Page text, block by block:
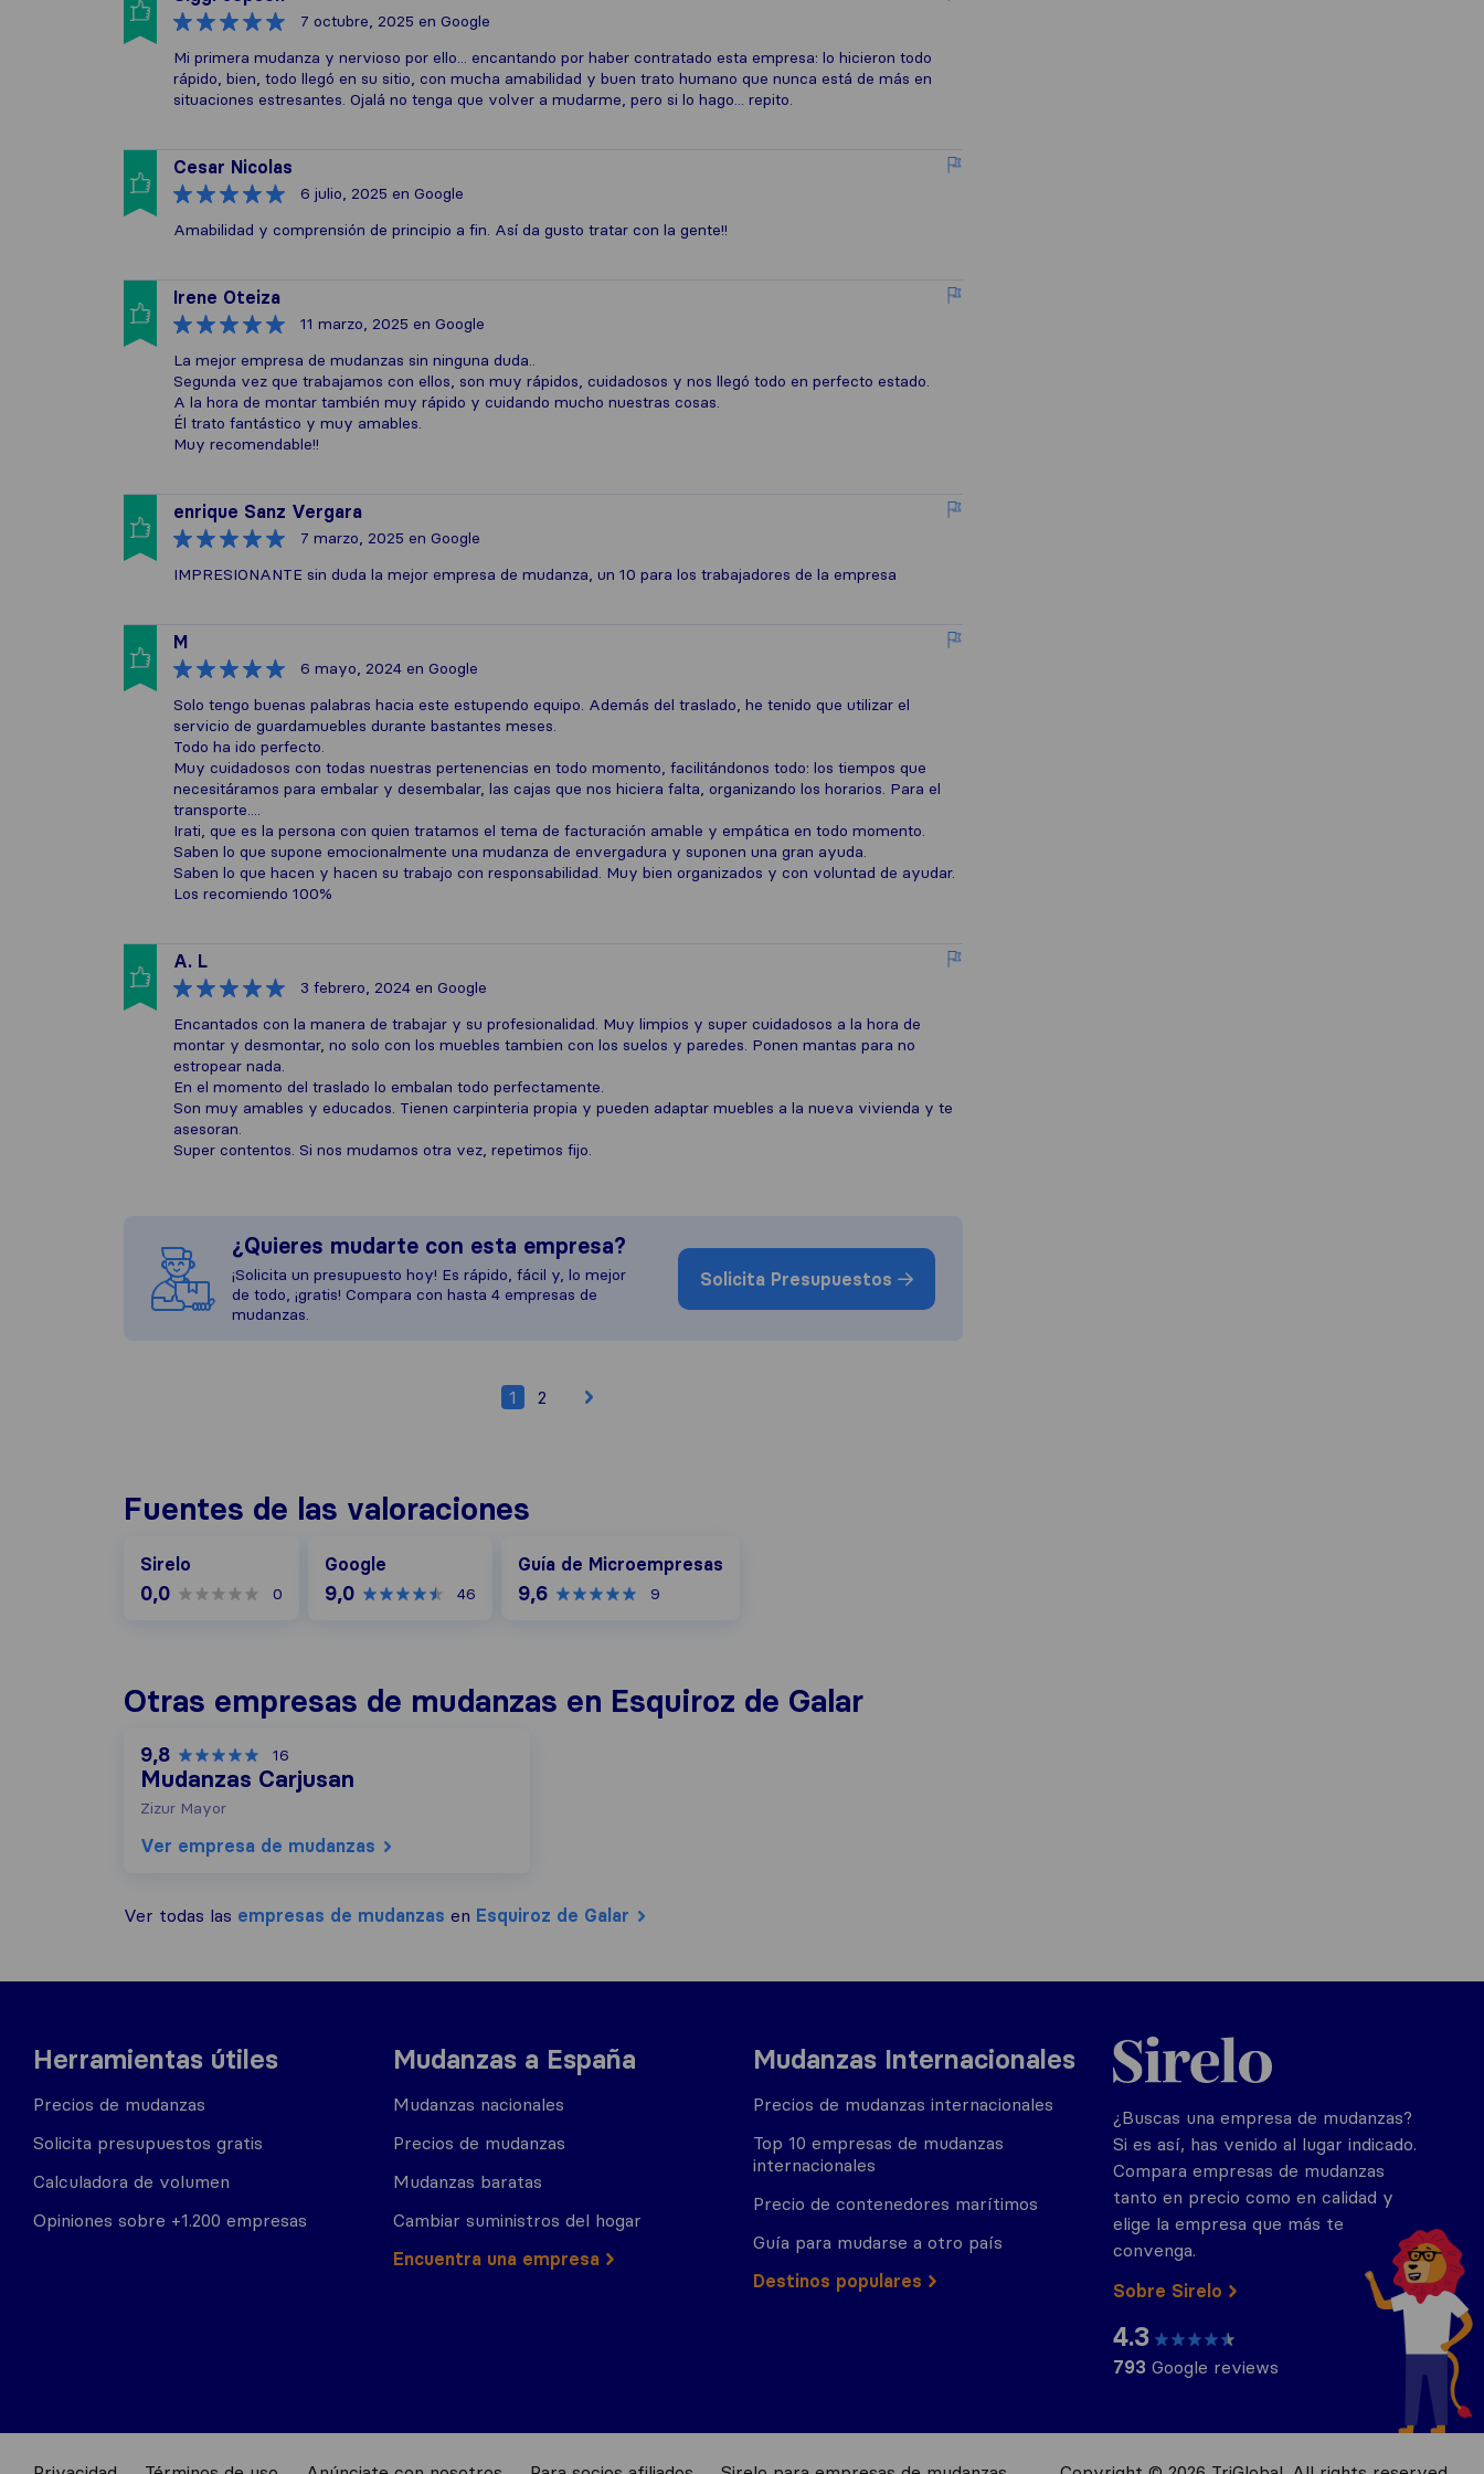
7 octubre, 2025 en Google
Mi primera mudanza y nervioso por ello... encantando por haber contratado esta empresa: lo hicieron todo
rápido, bien, todo llegó en su sitio, con mucha amabilidad y buen trato humano que nunca está de más en
situaciones estresantes. Ojalá no tenga que volver a mudarme, pero si lo hago... repito.
Cesar Nicolas
6 julio, 2025 en Google
Amabilidad y comprensión de principio a fin. Así da gusto tratar con la gente!!
Irene Oteiza
11 marzo, 2025 en Google
La mejor empresa de mudanzas sin ninguna duda..
Segunda vez que trabajamos con ellos, son muy rápidos, cuidadosos y nos llegó todo en perfecto estado.
A la hora de montar también muy rápido y cuidando mucho nuestras cosas.
Él trato fantástico y muy amables.
Muy recomendable!!
enrique Sanz Vergara
7 marzo, 2025 en Google
IMPRESIONANTE sin duda la mejor empresa de mudanza, un 10 para los trabajadores de la empresa
M
6 mayo, 2024 en Google
Solo tengo buenas palabras hacia este estupendo equipo. Además del traslado, he tenido que utilizar el
servicio de guardamuebles durante bastantes meses.
Todo ha ido perfecto.
Muy cuidadosos con todas nuestras pertenencias en todo momento, facilitándonos todo: los tiempos que
necesitáramos para embalar y desembalar, las cajas que nos hiciera falta, organizando los horarios. Para el
transporte....
Irati, que es la persona con quien tratamos el tema de facturación amable y empática en todo momento.
Saben lo que supone emocionalmente una mudanza de envergadura y suponen una gran ayuda.
Saben lo que hacen y hacen su trabajo con responsabilidad. Muy bien organizados y con voluntad de ayudar.
Los recomiendo 100%
A. L
3 febrero, 2024 en Google
Encantados con la manera de trabajar y su profesionalidad. Muy limpios y super cuidadosos a la hora de
montar y desmontar, no solo con los muebles tambien con los suelos y paredes. Ponen mantas para no
estropear nada.
En el momento del traslado lo embalan todo perfectamente.
Son muy amables y educados. Tienen carpinteria propia y pueden adaptar muebles a la nueva vivienda y te
asesoran.
Super contentos. Si nos mudamos otra vez, repetimos fijo.
¿Quieres mudarte con esta empresa?
¡Solicita un presupuesto hoy! Es rápido, fácil y, lo mejor
de todo, ¡gratis! Compara con hasta 4 empresas de
mudanzas.
Solicita Presupuestos
1 2
Fuentes de las valoraciones
Sirelo
0,0 0
Google
9,0 46
Guía de Microempresas
9,6 9
Otras empresas de mudanzas en Esquiroz de Galar
9,8 16
Mudanzas Carjusan
Zizur Mayor
Ver empresa de mudanzas
Ver todas las empresas de mudanzas en Esquiroz de Galar
Herramientas útiles
Precios de mudanzas
Solicita presupuestos gratis
Calculadora de volumen
Opiniones sobre +1.200 empresas
Mudanzas a España
Mudanzas nacionales
Precios de mudanzas
Mudanzas baratas
Cambiar suministros del hogar
Encuentra una empresa
Mudanzas Internacionales
Precios de mudanzas internacionales
Top 10 empresas de mudanzas
internacionales
Precio de contenedores marítimos
Guía para mudarse a otro país
Destinos populares
Sirelo.es
¿Buscas una empresa de mudanzas?
Si es así, has venido al lugar indicado.
Compara empresas de mudanzas
tanto en precio como en calidad y
elige la empresa que más te
convenga.
Sobre Sirelo
4.3
793 Google reviews